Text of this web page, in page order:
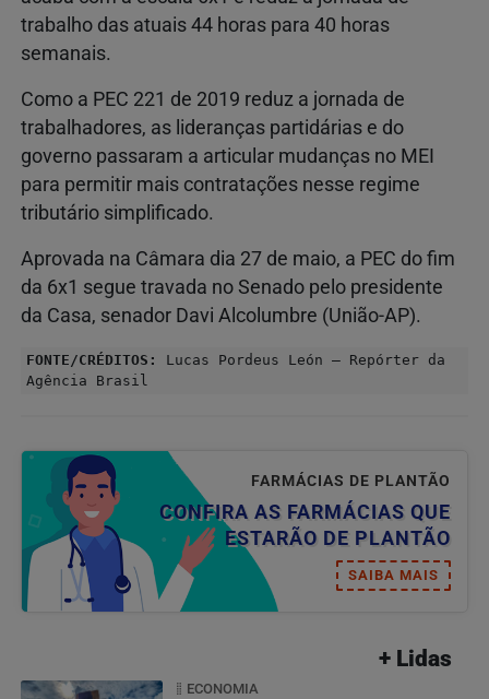
trabalho das atuais 44 horas para 40 horas
semanais.
Como a PEC 221 de 2019 reduz a jornada de
trabalhadores, as lideranças partidárias e do
governo passaram a articular mudanças no MEI
para permitir mais contratações nesse regime
tributário simplificado.
Aprovada na Câmara dia 27 de maio, a PEC do fim
da 6x1 segue travada no Senado pelo presidente
da Casa, senador Davi Alcolumbre (União-AP).
FONTE/CRÉDITOS:
Lucas Pordeus León – Repórter da
Agência Brasil
FARMÁCIAS DE PLANTÃO
CONFIRA AS FARMÁCIAS QUE
ESTARÃO DE PLANTÃO
SAIBA MAIS
+ Lidas
ECONOMIA